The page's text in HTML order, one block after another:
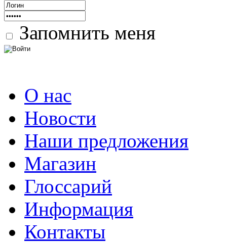
Запомнить меня
О нас
Новости
Наши предложения
Магазин
Глоссарий
Информация
Контакты